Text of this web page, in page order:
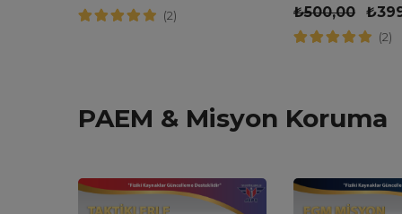
(2)
Kitabı
₺500,00 ₺
(2)
PAEM & Misyon Koruma